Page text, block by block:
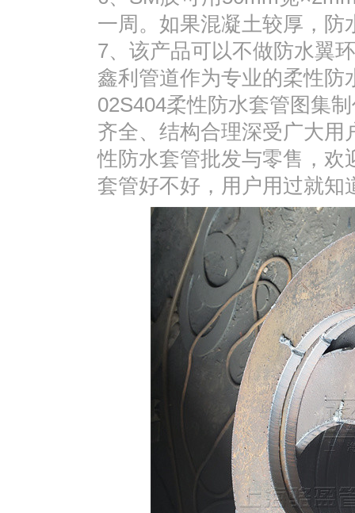
一周。如果混凝土较厚，防
7、该产品可以不做防水翼
鑫利管道作为专业的柔性防
02S404柔性防水套管图集
齐全、结构合理深受广大用
性防水套管批发与零售，欢
套管好不好，用户用过就知